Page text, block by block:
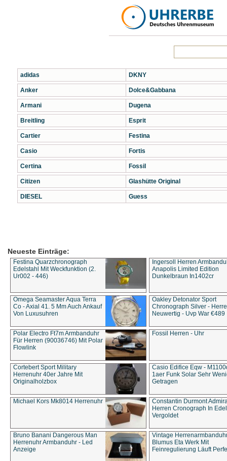
adidas
Anker
Armani
Breitling
Cartier
Casio
Certina
Citizen
DIESEL
DKNY
Dolce&Gabbana
Dugena
Esprit
Festina
Fortis
Fossil
Glashütte Original
Guess
Neueste Einträge:
Festina Quarzchronograph
Edelstahl Mit Weckfunktion (2.
Ur002 - 446)
Ingersoll Herren
Anapolis Limited Edition
Dunkelbraun In1402cr
Omega Seamaster Aqua Terra
Co - Axial 41. 5 Mm Auch Ankauf
Von Luxusuhren
Oakley Detonator Sport
Chronograph Silver -
Neuwertig - Uvp War €489
Polar Electro Ft7m Armbanduhr
Für Herren (90036746) Mit Polar
Flowlink
Fossil Herren - Uhr
Cortebert Sport Military
Herrenuhr 40er Jahre Mit
Originalholzbox
Casio Edifice Eqw -
1aer Funk Solar Sehr
Getragen
Michael Kors Mk8014 Herrenuhr
Constantin Durmont
Herren Cronograph In
Vergoldet
Bruno Banani Dangerous Man
Herrenuhr Armbanduhr - Led
Anzeige
Vintage
Blumus Eta Werk Mit
Feinregulierung Läuft